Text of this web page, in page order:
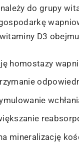
do grupy
D3
homostazy
mineralizację